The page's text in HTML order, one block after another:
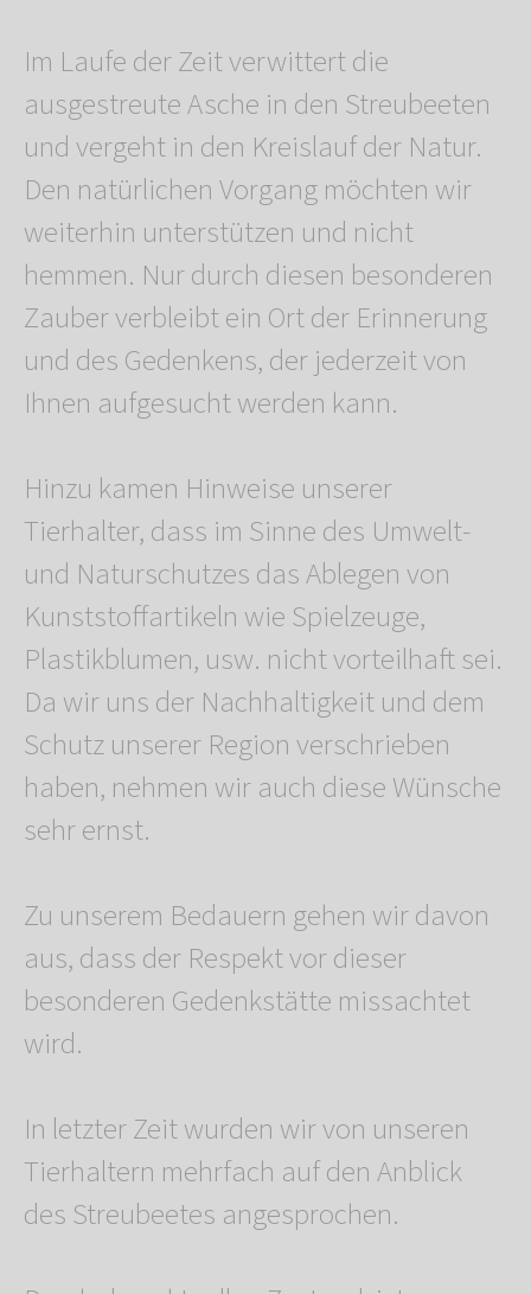
Im Laufe der Zeit verwittert die
ausgestreute Asche in den Streubeeten
und vergeht in den Kreislauf der Natur.
Den natürlichen Vorgang möchten wir
weiterhin unterstützen und nicht
hemmen. Nur durch diesen besonderen
Zauber verbleibt ein Ort der Erinnerung
und des Gedenkens, der jederzeit von
Ihnen aufgesucht werden kann.
Hinzu kamen Hinweise unserer
Tierhalter, dass im Sinne des Umwelt-
und Naturschutzes das Ablegen von
Kunststoffartikeln wie Spielzeuge,
Plastikblumen, usw. nicht vorteilhaft sei.
Da wir uns der Nachhaltigkeit und dem
Schutz unserer Region verschrieben
haben, nehmen wir auch diese Wünsche
sehr ernst.
Zu unserem Bedauern gehen wir davon
aus, dass der Respekt vor dieser
besonderen Gedenkstätte missachtet
wird.
In letzter Zeit wurden wir von unseren
Tierhaltern mehrfach auf den Anblick
des Streubeetes angesprochen.